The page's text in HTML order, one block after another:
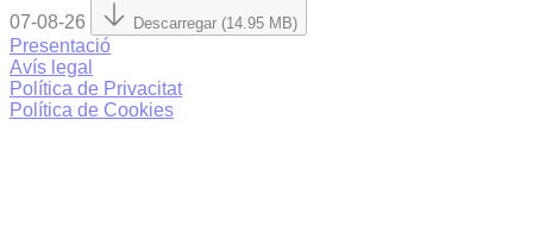
07-08-26 Descarregar (14.95 MB)
Presentació
Avís legal
Política de Privacitat
Política de Cookies